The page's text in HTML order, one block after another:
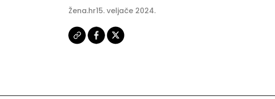
Žena.hr15. veljače 2024.